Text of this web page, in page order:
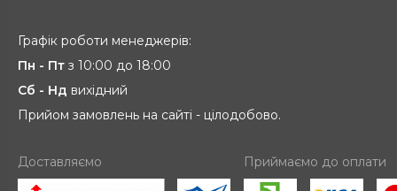
Графік роботи менеджерів:
Пн - Пт з 10:00 до 18:00
Сб - Нд вихідний
Прийом замовлень на сайті - цілодобово.
Доставляємо Приймаємо до оплати